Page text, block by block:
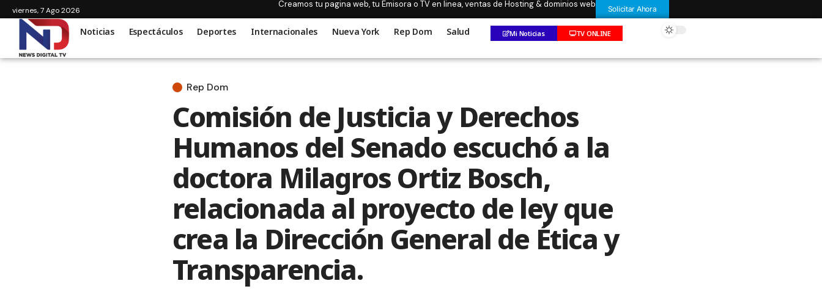
viernes, 7 Ago 2026
Creamos tu pagina web, tu Emisora o TV en linea, ventas de Hosting & dominios web Solicitar Ahora
Noticias Espectáculos Deportes Internacionales Nueva York Rep Dom Salud Mi Noticias TV ONLINE
Rep Dom
Comisión de Justicia y Derechos
Humanos del Senado escuchó a la
doctora Milagros Ortiz Bosch,
relacionada al proyecto de ley que
crea la Dirección General de Ética y
Transparencia.